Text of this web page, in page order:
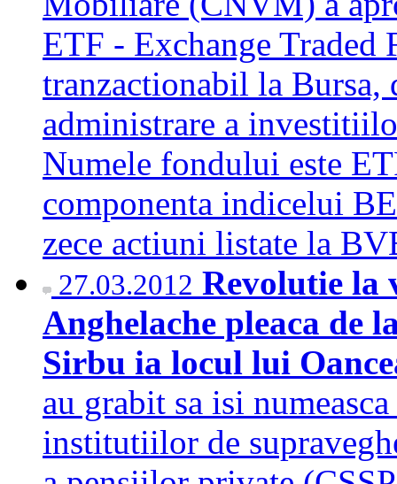
ETF - Exchange Traded
tranzactionabil la Bursa,
administrare a
Numele fondului este
componenta indicelui
zece actiuni listate la
27.03.2012 Revolutie la
Anghelache pleaca de
Sirbu ia locul lui
au grabit sa isi
institutiilor de